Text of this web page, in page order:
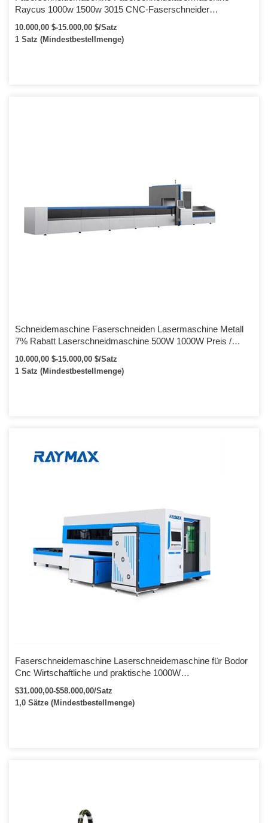
Raycus 1000w 1500w 3015 CNC-Faserschneider
Faserlaserschnitt-Metallschneidemaschine
10.000,00 $-15.000,00 $/Satz
1 Satz (Mindestbestellmenge)
Schneidemaschine Faserschneiden Lasermaschine Metall
7% Rabatt Laserschneidmaschine 500W 1000W Preis /
CNC-Faserlaserschneider Blech
10.000,00 $-15.000,00 $/Satz
1 Satz (Mindestbestellmenge)
Faserschneidemaschine Laserschneidemaschine für Bodor
Cnc Wirtschaftliche und praktische 1000W
Blechfaserlaserschneidemaschine zum Verkauf
$31.000,00-$58.000,00/Satz
1,0 Sätze (Mindestbestellmenge)